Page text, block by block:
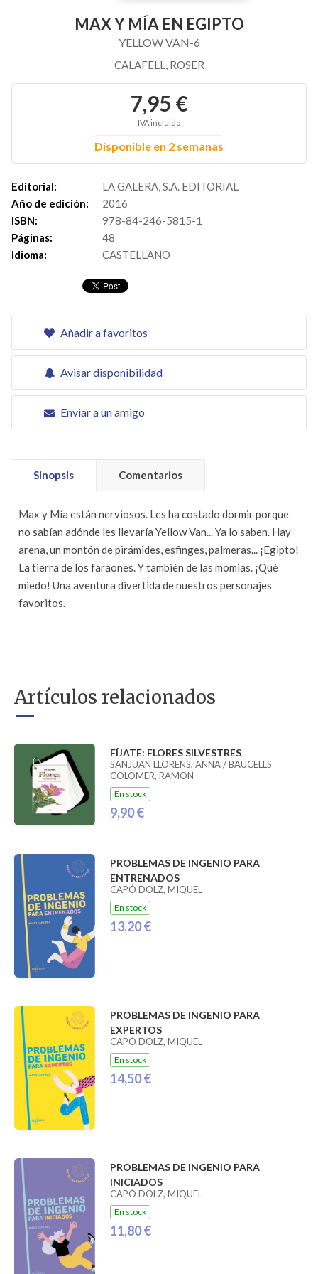
MAX Y MÍA EN EGIPTO
YELLOW VAN-6
CALAFELL, ROSER
7,95 €
IVA incluido
Disponible en 2 semanas
Editorial:
LA GALERA, S.A. EDITORIAL
Año de edición:
2016
ISBN:
978-84-246-5815-1
Páginas:
48
Idioma:
CASTELLANO
Añadir a favoritos
Avisar disponibilidad
Enviar a un amigo
Sinopsis Comentarios
Max y Mía están nerviosos. Les ha costado dormir porque
no sabían adónde les llevaría Yellow Van... Ya lo saben. Hay
arena, un montón de pirámides, esfinges, palmeras... ¡Egipto!
La tierra de los faraones. Y también de las momias. ¡Qué
miedo! Una aventura divertida de nuestros personajes
favoritos.
Artículos relacionados
FÍJATE: FLORES SILVESTRES
SANJUAN LLORENS, ANNA / BAUCELLS
COLOMER, RAMON
En stock
9,90 €
PROBLEMAS DE INGENIO PARA
ENTRENADOS
CAPÓ DOLZ, MIQUEL
En stock
13,20 €
PROBLEMAS DE INGENIO PARA
EXPERTOS
CAPÓ DOLZ, MIQUEL
En stock
14,50 €
PROBLEMAS DE INGENIO PARA
INICIADOS
CAPÓ DOLZ, MIQUEL
En stock
11,80 €